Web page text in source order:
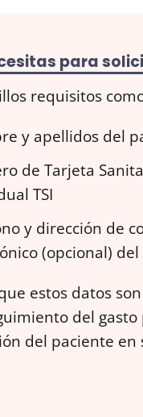
para
requisitos
y apellidos del
de Tarjeta
TSI
y dirección de
(opcional)
estos datos
del gasto
del paciente en